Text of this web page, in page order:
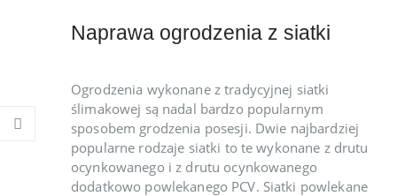
Naprawa ogrodzenia z siatki
Ogrodzenia wykonane z tradycyjnej siatki
ślimakowej są nadal bardzo popularnym
sposobem grodzenia posesji. Dwie najbardziej
popularne rodzaje siatki to te wykonane z drutu
ocynkowanego i z drutu ocynkowanego
dodatkowo powlekanego PCV. Siatki powlekane